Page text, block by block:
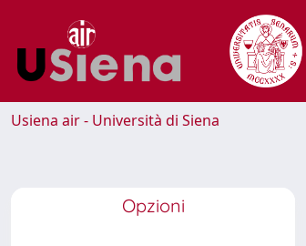
Usiena air - Università di Siena
Opzioni